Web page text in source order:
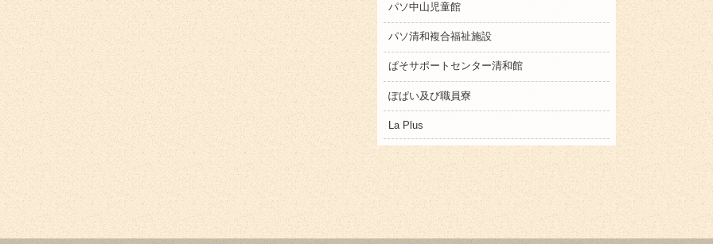
パソ中山児童館
パソ清和複合福祉施設
ぱそサポートセンター清和館
ぽぱい及び職員寮
La Plus